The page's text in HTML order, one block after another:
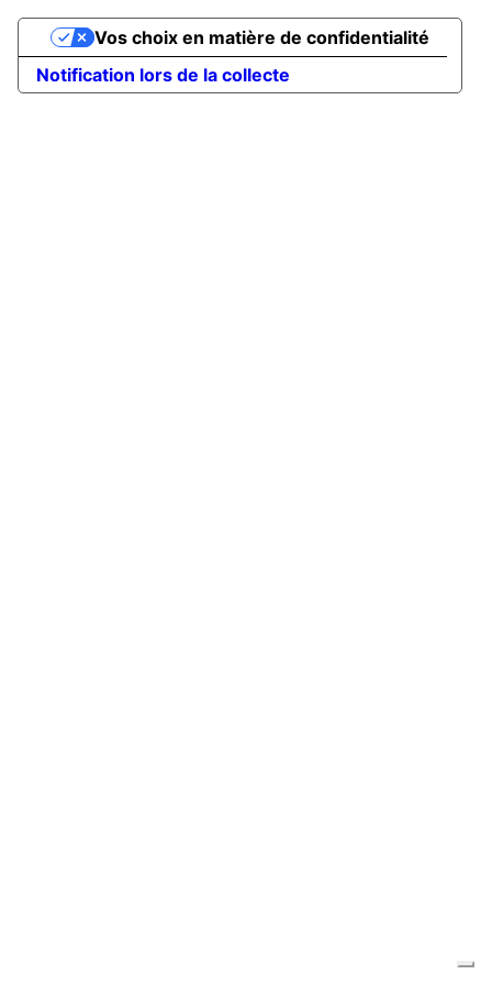
Notification lors de la collecte
Vos choix en matière de confidentialité